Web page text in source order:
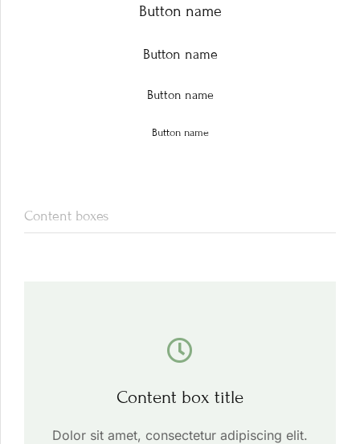
Button name
Button name
Button name
Button name
Content boxes
Content box title
Dolor sit amet, consectetur adipiscing elit.